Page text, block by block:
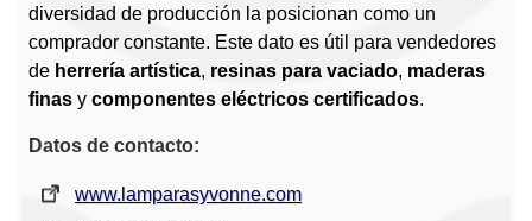
diversidad de producción la posicionan como un
comprador constante. Este dato es útil para vendedores
de herrería artística, resinas para vaciado, maderas
finas y componentes eléctricos certificados.
Datos de contacto:
www.lamparasyvonne.com